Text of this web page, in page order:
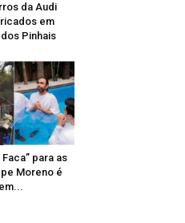
da Audi
em
Pinhais
Faca” para as
Moreno é